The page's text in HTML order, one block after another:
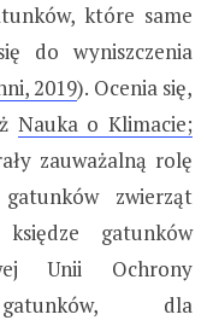
które same
do wyniszczenia
2019). Ocenia się,
Nauka o Klimacie;
zauważalną rolę
zwierząt
gatunków
Unii Ochrony
dla